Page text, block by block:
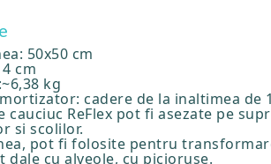
50x50 cm
cm
kg
cadere de la inaltimea de
cauciuc ReFlex pot fi asezate pe
si scolilor.
pot fi folosite pentru
dale cu alveole, cu picioruse.